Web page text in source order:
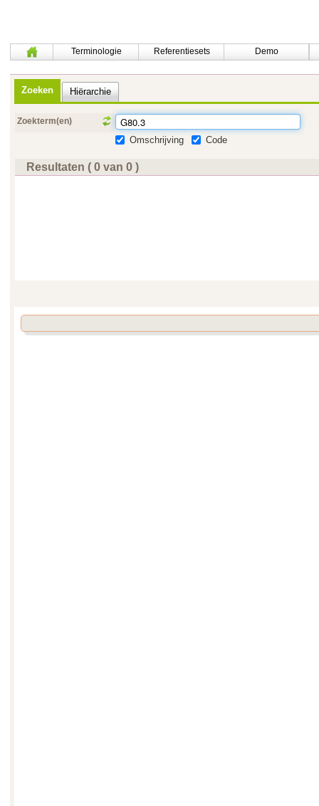
Terminologie Referentiesets Demo
Zoeken Hiërarchie
Zoekterm(en)
Omschrijving Code
Resultaten ( 0 van 0 )